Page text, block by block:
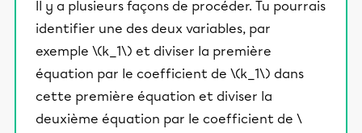
Il y a plusieurs façons de procéder. Tu pourrais
identifier une des deux variables, par
exemple \(k_1\) et diviser la première
équation par le coefficient de \(k_1\) dans
cette première équation et diviser la
deuxième équation par le coefficient de \